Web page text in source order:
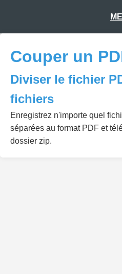
Couper un
Diviser le fichier
fichiers
Enregistrez n'importe quel
séparées au format PDF et
dossier zip.